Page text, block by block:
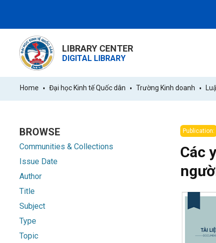
LIBRARY CENTER
DIGITAL LIBRARY
Home Đại học Kinh tế Quốc dân Trường Kinh doanh
BROWSE
Communities & Collections
Issue Date
Author
Title
Subject
Type
Topic
Publication:
Các